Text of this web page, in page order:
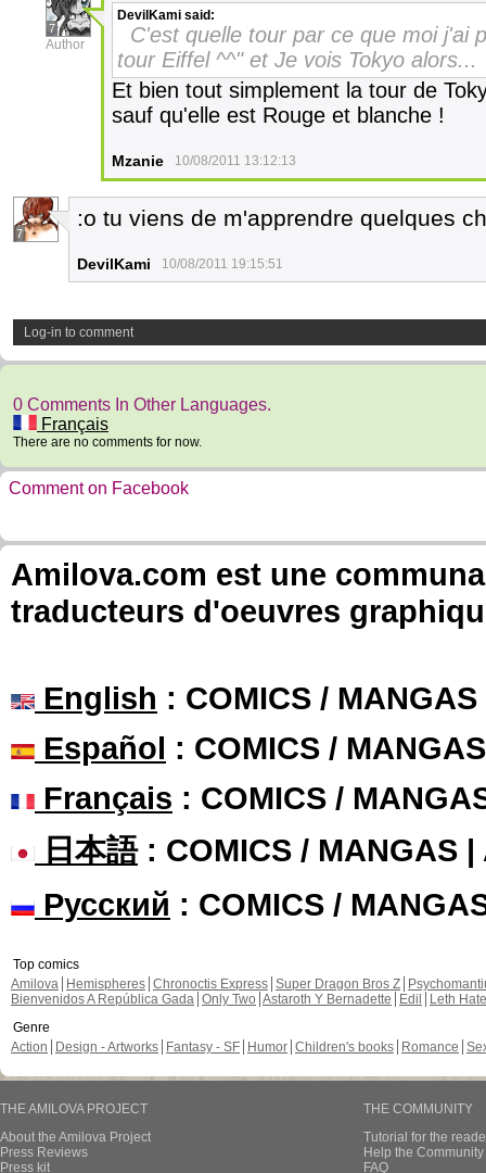
7
Author
DevilKami said:
C'est quelle tour par ce que moi j'ai
tour Eiffel ^^" et Je vois Tokyo alors...
Et bien tout simplement la tour de
sauf qu'elle est Rouge et blanche !
Mzanie 10/08/2011 13:12:13
7
:o tu viens de m'apprendre quelques
DevilKami 10/08/2011 19:15:51
Log-in to comment
0 Comments In Other Languages.
Français
There are no comments for now.
Comment on Facebook
Amilova.com est une
traducteurs d'oeuvres
English : COMICS /
Español : COMICS /
Français : COMICS /
日本語: COMICS / MANGAS |
Русский : COMICS /
Top comics
Amilova
Hemispheres Chronoctis Express Super Dragon Bros Z
Bienvenidos A República Gada Only Two Astaroth Y Bernadette Edil
Leth Hate
Genre
Action
Design - Artworks Fantasy - SF Humor Children's books Romance
THE AMILOVA PROJECT
About the Amilova Project
Press Reviews
Press kit
THE COMMUNITY
Tutorial for the
Help the
FAQ